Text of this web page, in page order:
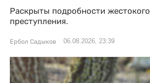
Раскрыты подробности жестокого
преступления.
Ербол Садыков 06.08.2026, 23:39